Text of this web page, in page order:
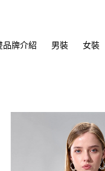
品牌介紹 男裝 女裝